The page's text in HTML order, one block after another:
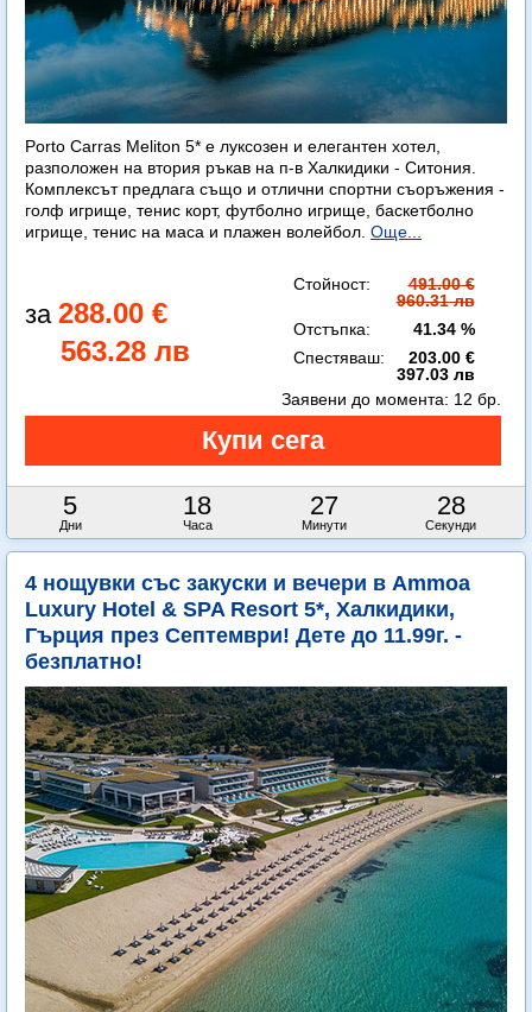
Porto Carras Meliton 5* е луксозен и елегантен хотел,
разположен на втория ръкав на п-в Халкидики - Ситония.
Комплексът предлага също и отлични спортни съоръжения -
голф игрище, тенис корт, футболно игрище, баскетболно
игрище, тенис на маса и плажен волейбол. Още...
288.00 €
563.28 лв
Стойност:
491.00 €
960.31 лв
Отстъпка:
41.34 %
Спестяваш:
203.00 €
397.03 лв
5
Дни
18
Часа
27
Минути
26
Секунди
Заявени до момента: 12 бр.
4 нощувки със закуски и вечери в Ammoa
Luxury Hotel & SPA Resort 5*, Халкидики,
Гърция през Септември! Дете до 11.99г. -
безплатно!